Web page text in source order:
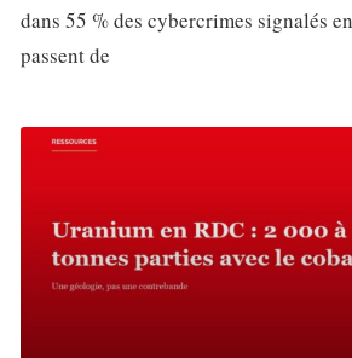
dans 55 % des cybercrimes signalés
passent de